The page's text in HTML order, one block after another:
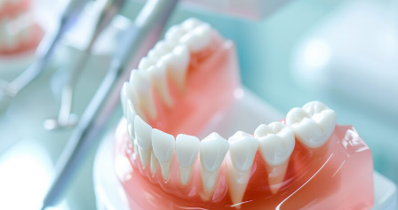
セラミックの歯の磨き方は普
通の歯と同じで大丈夫？正し
い磨き方や注意点、長持ちさ
せるポイントを解説
2025.12.21